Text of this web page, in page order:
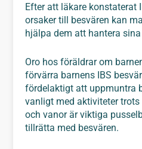
Efter att läkare konstaterat
orsaker till besvären kan
hjälpa dem att hantera sina
Oro hos föräldrar om
förvärra barnens IBS
fördelaktigt att uppmuntra
vanligt med aktiviteter trots
och vanor är viktiga
tillrätta med besvären.